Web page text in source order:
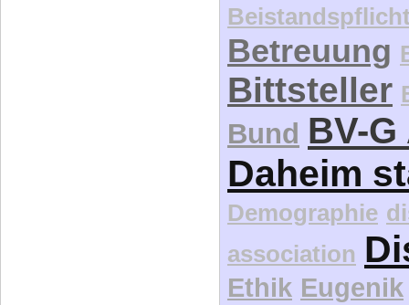
Betreuung
Bittsteller
Bund BV-
Daheim
Demographie
association
Ethik Eugenik